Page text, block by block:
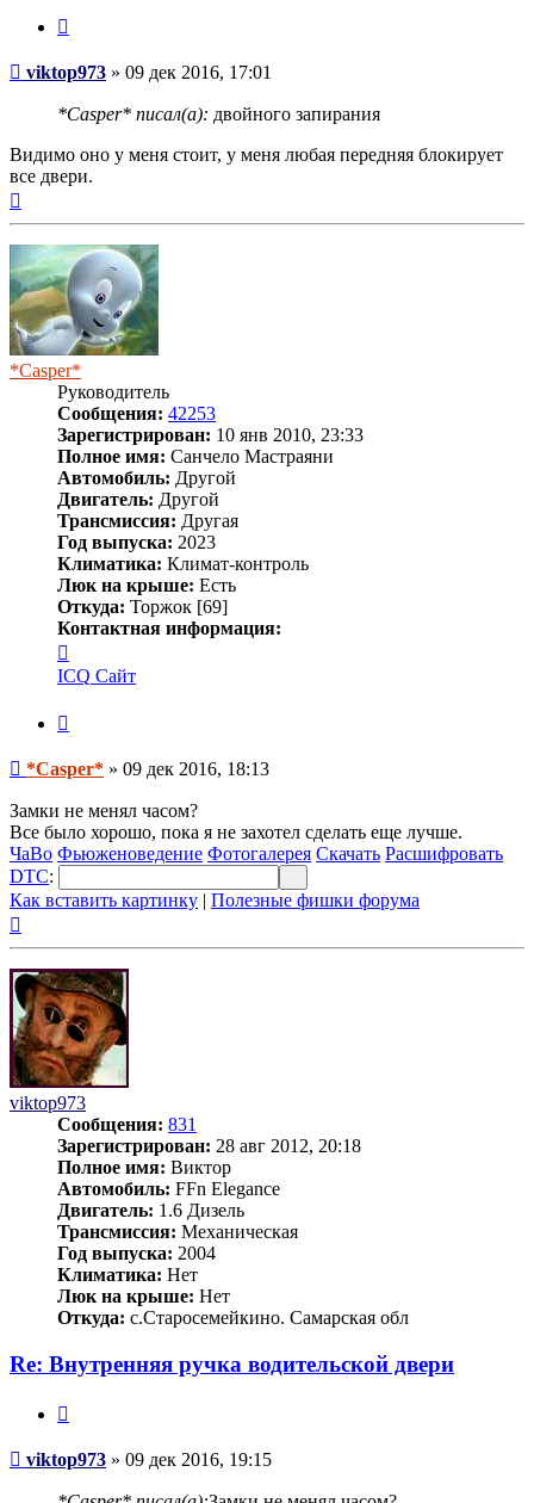
Сообщение
viktop973 » 09 дек 2016, 17:01
*Casper* писал(а): двойного запирания
Видимо оно у меня стоит, у меня любая передняя блокирует
все двери.
к
началу
*Casper*
Руководитель
Сообщения: 42253
Зарегистрирован: 10 янв 2010, 23:33
Полное имя: Санчело Мастраяни
Автомобиль: Другой
Двигатель: Другой
Трансмиссия: Другая
Год выпуска: 2023
Климатика: Климат-контроль
Люк на крыше: Есть
Откуда: Торжок [69]
Контактная информация:
информация
пользователя
ICQ Сайт
Сообщение
*Casper* » 09 дек 2016, 18:13
Замки не менял часом?
Все было хорошо, пока я не захотел сделать еще лучше.
ЧаВо Фьюженоведение Фотогалерея Скачать Расшифровать
DTC:
Как вставить картинку | Полезные фишки форума
viktop973
Сообщения: 831
Зарегистрирован: 28 авг 2012, 20:18
Полное имя: Виктор
Автомобиль: FFn Elegance
Двигатель: 1.6 Дизель
Трансмиссия: Механическая
Год выпуска: 2004
Климатика: Нет
Люк на крыше: Нет
Откуда: с.Старосемейкино. Самарская обл
Re: Внутренняя ручка водительской двери
Сообщение
viktop973 » 09 дек 2016, 19:15